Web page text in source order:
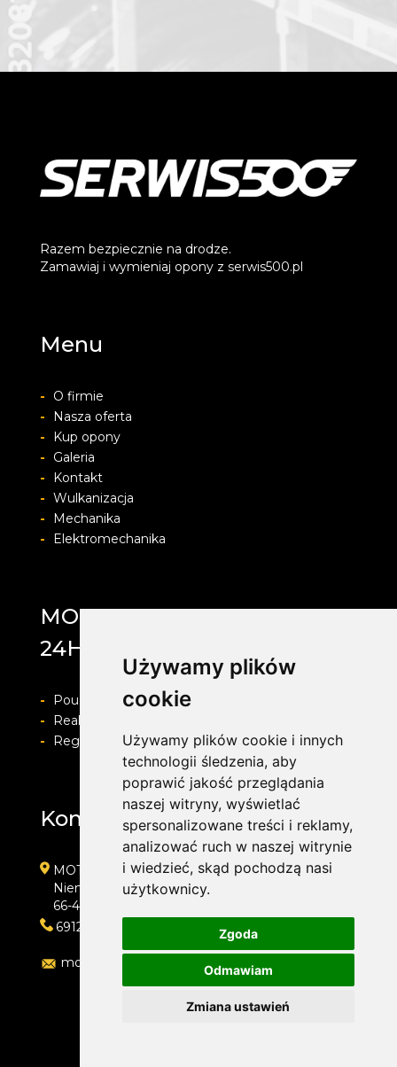
Używamy plików
cookie
Używamy plików cookie i innych
technologii śledzenia, aby
poprawić jakość przeglądania
naszej witryny, wyświetlać
spersonalizowane treści i reklamy,
analizować ruch w naszej witrynie
i wiedzieć, skąd pochodzą nasi
użytkownicy.
Zgoda
Odmawiam
Zmiana ustawień
Razem bezpiecznie na drodze.
Zamawiaj i wymieniaj opony z serwis500.pl
Menu
-
O firmie
-
Nasza oferta
-
Kup opony
-
Galeria
-
Kontakt
- Wulkanizacja
-
Mechanika
-
Elektromechanika
MOTOLAB WULKANIZACJA
24H
-
Pouczenie o prawie do odstapienia od umowy
-
Realizacja zamówienia i formy płatności
-
Regulamin i Polityka prywatności
Kontakt
MOTOLAB WULKANIZACJA 24H
Niemcewicza 39
66-400 Gorzów Wielkopolski
691204767
motolab@onet.pl